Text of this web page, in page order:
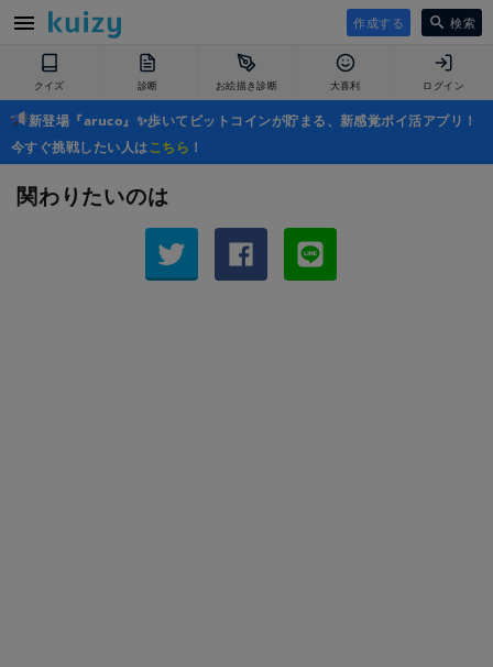
作成する 検索
クイズ 診断 お絵描き診断 大喜利 ログイン
新登場『aruco』✨歩いてビットコインが貯まる、新感覚ポイ活アプリ！
今すぐ挑戦したい人はこちら ！
関わりたいのは